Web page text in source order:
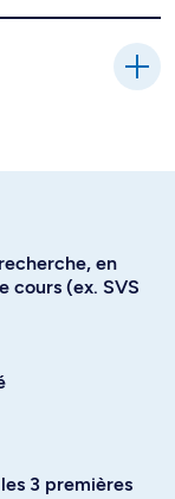
en
cours (ex. SVS
3 premières